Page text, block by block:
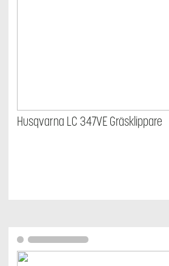
Husqvarna LC 347VE Gräsklippare